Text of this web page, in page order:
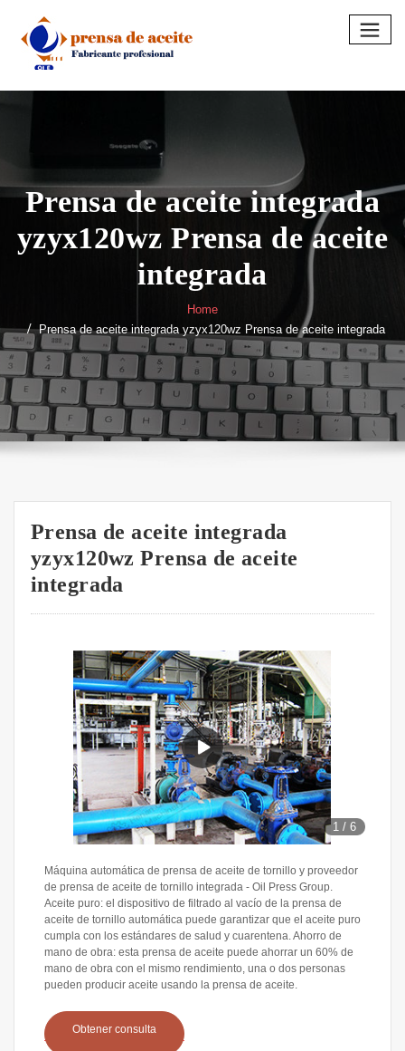
content
Prensa de aceite integrada
yzyx120wz Prensa de aceite
integrada
Home
Prensa de aceite integrada yzyx120wz Prensa de aceite integrada
Prensa de aceite integrada
yzyx120wz Prensa de aceite
integrada
1 /6
Máquina automática de prensa de aceite de tornillo y proveedor
de prensa de aceite de tornillo integrada - Oil Press Group.
Aceite puro: el dispositivo de filtrado al vacío de la prensa de
aceite de tornillo automática puede garantizar que el aceite puro
cumpla con los estándares de salud y cuarentena. Ahorro de
mano de obra: esta prensa de aceite puede ahorrar un 60% de
mano de obra con el mismo rendimiento, una o dos personas
pueden producir aceite usando la prensa de aceite.
Obtener consulta